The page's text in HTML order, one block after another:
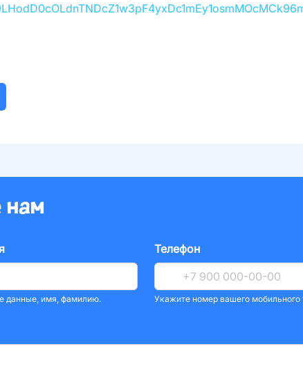
нам
данные, имя, фамилию.
Телефон
Укажите номер вашего мобильного